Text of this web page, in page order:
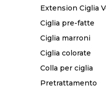
Extension Ciglia
Ciglia pre-fatte
Ciglia marroni
Ciglia colorate
Colla per ciglia
Pretrattamento